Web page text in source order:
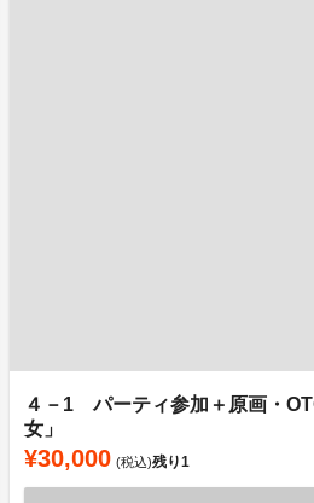
４－1 パーティ参加＋原画・
女」
¥30,000 (税込)残り1